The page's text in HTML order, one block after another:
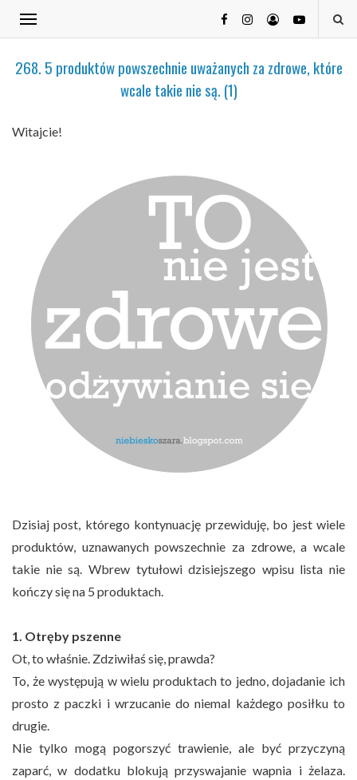
268. 5 produktów powszechnie uważanych za zdrowe, które
wcale takie nie są. (1)
Witajcie!
Dzisiaj post, którego kontynuację przewiduję, bo jest wiele
produktów, uznawanych powszechnie za zdrowe, a wcale
takie nie są. Wbrew tytułowi dzisiejszego wpisu lista nie
kończy się na 5 produktach.
1. Otręby pszenne
Ot, to właśnie. Zdziwiłaś się, prawda?
To, że występują w wielu produktach to jedno, dojadanie ich
prosto z paczki i wrzucanie do niemal każdego posiłku to
drugie.
Nie tylko mogą pogorszyć trawienie, ale być przyczyną
zaparć, w dodatku blokują przyswajanie wapnia i żelaza.